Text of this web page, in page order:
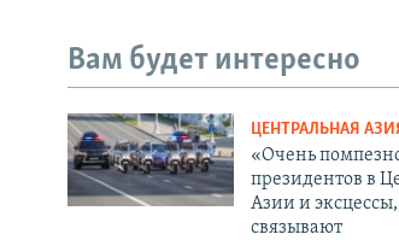
Вам будет интересно
ЦЕНТРАЛЬНАЯ
«Очень
президентов в
Азии и
связывают